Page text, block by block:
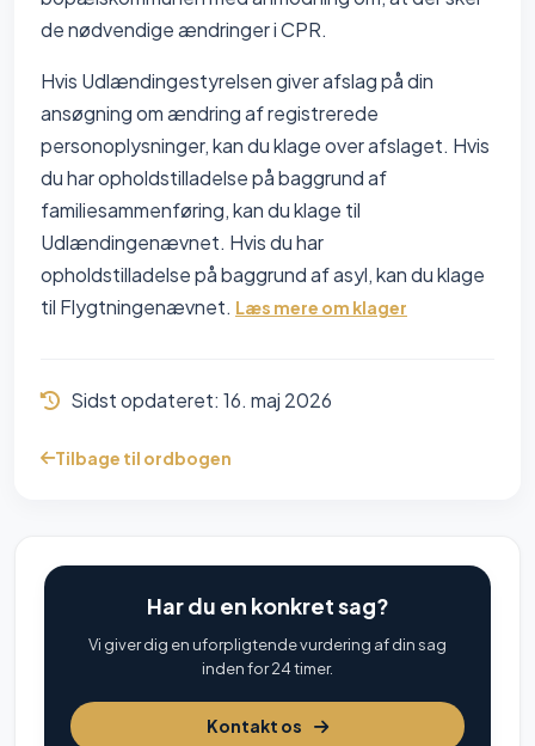
de nødvendige ændringer i CPR.
Hvis Udlændingestyrelsen giver afslag på din
ansøgning om ændring af registrerede
personoplysninger, kan du klage over afslaget. Hvis
du har opholdstilladelse på baggrund af
familiesammenføring, kan du klage til
Udlændingenævnet. Hvis du har
opholdstilladelse på baggrund af asyl, kan du klage
til Flygtningenævnet. Læs mere om klager
Sidst opdateret: 16. maj 2026
Tilbage til ordbogen
Har du en konkret sag?
Vi giver dig en uforpligtende vurdering af din sag
inden for 24 timer.
Kontakt os